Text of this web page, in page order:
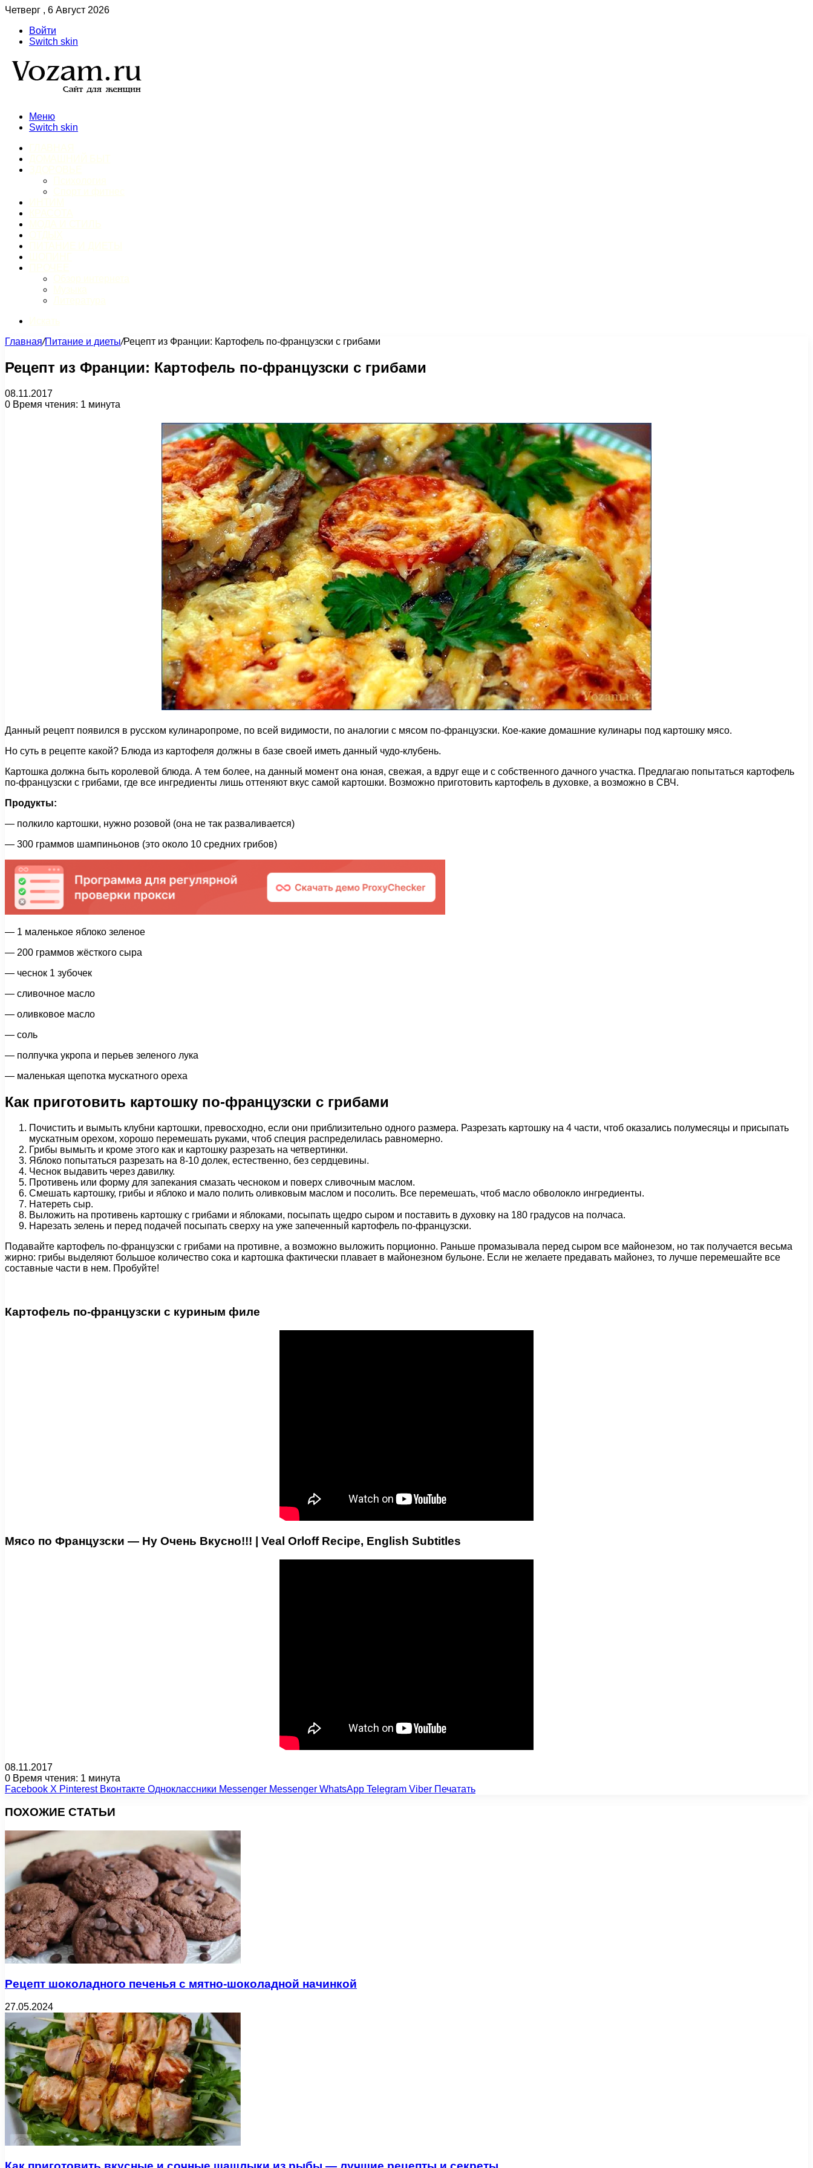
Четверг , 6 Август 2026
Войти
Switch skin
Меню
Switch skin
Главная/Питание и диеты/Рецепт из Франции: Картофель по-французски с грибами
Рецепт из Франции: Картофель по-французски с грибами
08.11.2017
0 Время чтения: 1 минута
Данный рецепт появился в русском кулинаропроме, по всей видимости, по аналогии с мясом по-французски. Кое-какие домашние кулинары под картошку мясо.
Но суть в рецепте какой? Блюда из картофеля должны в базе своей иметь данный чудо-клубень.
Картошка должна быть королевой блюда. А тем более, на данный момент она юная, свежая, а вдруг еще и с собственного дачного участка. Предлагаю попытаться картофель
по-французски с грибами, где все ингредиенты лишь оттеняют вкус самой картошки. Возможно приготовить картофель в духовке, а возможно в СВЧ.
Продукты:
— полкило картошки, нужно розовой (она не так разваливается)
— 300 граммов шампиньонов (это около 10 средних грибов)
— 1 маленькое яблоко зеленое
— 200 граммов жёсткого сыра
— чеснок 1 зубочек
— сливочное масло
— оливковое масло
— соль
— полпучка укропа и перьев зеленого лука
— маленькая щепотка мускатного ореха
Как приготовить картошку по-французски с грибами
Почистить и вымыть клубни картошки, превосходно, если они приблизительно одного размера. Разрезать картошку на 4 части, чтоб оказались полумесяцы и присыпать
мускатным орехом, хорошо перемешать руками, чтоб специя распределилась равномерно.
Грибы вымыть и кроме этого как и картошку разрезать на четвертинки.
Яблоко попытаться разрезать на 8-10 долек, естественно, без сердцевины.
Чеснок выдавить через давилку.
Противень или форму для запекания смазать чесноком и поверх сливочным маслом.
Смешать картошку, грибы и яблоко и мало полить оливковым маслом и посолить. Все перемешать, чтоб масло обволокло ингредиенты.
Натереть сыр.
Выложить на противень картошку с грибами и яблоками, посыпать щедро сыром и поставить в духовку на 180 градусов на полчаса.
Нарезать зелень и перед подачей посыпать сверху на уже запеченный картофель по-французски.
Подавайте картофель по-французски с грибами на противне, а возможно выложить порционно. Раньше промазывала перед сыром все майонезом, но так получается весьма
жирно: грибы выделяют большое количество сока и картошка фактически плавает в майонезном бульоне. Если не желаете предавать майонез, то лучше перемешайте все
составные части в нем. Пробуйте!
Картофель по-французски с куриным филе
Мясо по Французски — Ну Очень Вкусно!!! | Veal Orloff Recipe, English Subtitles
08.11.2017
0 Время чтения: 1 минута
Facebook X Pinterest Вконтакте Одноклассники Messenger Messenger WhatsApp Telegram Viber Печатать
ПОХОЖИЕ СТАТЬИ
Рецепт шоколадного печенья с мятно-шоколадной начинкой
27.05.2024